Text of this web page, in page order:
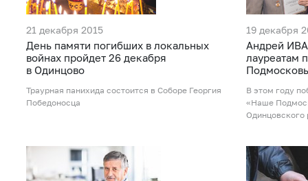
21 декабря 2015
День памяти погибших в локальных
войнах пройдет 26 декабря
в Одинцово
Траурная панихида состоится в Соборе Георгия
Победоносца
19 декабря
Андрей
лауреатам
В этом году
«Наше
Одинцовского